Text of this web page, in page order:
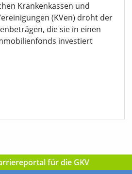
Krankenkassen und
(KVen) droht der
die sie in einen
investiert
für die GKV